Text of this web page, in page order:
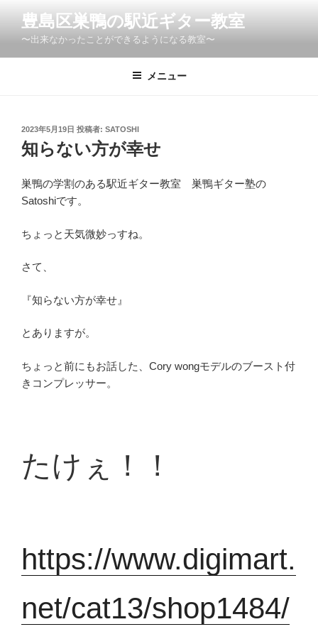
ン
豊島区巣鴨の駅近ギター教室
〜出来なかったことができるようになる教室〜
メニュー
投
稿
日:
2023年5月19日 投稿者: SATOSHI
知らない方が幸せ
巣鴨の学割のある駅近ギター教室 巣鴨ギター塾の
Satoshiです。
ちょっと天気微妙っすね。
さて、
『知らない方が幸せ』
とありますが。
ちょっと前にもお話した、Cory wongモデルのブースト付
きコンプレッサー。
たけぇ！！
https://www.digimart.
net/cat13/shop1484/